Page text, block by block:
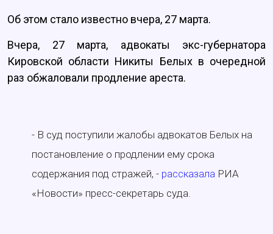
Об этом стало известно вчера, 27 марта.
Вчера, 27 марта, адвокаты экс-губернатора
Кировской области Никиты Белых в очередной
раз обжаловали продление ареста.
- В суд поступили жалобы адвокатов Белых на
постановление о продлении ему срока
содержания под стражей, - рассказала РИА
«Новости» пресс-секретарь суда.